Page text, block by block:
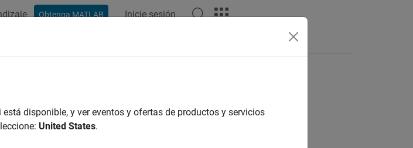
Obtenga MATLAB Inicie sesión
¿Qué tan útil fue esta traducción?
disponible, y ver eventos y ofertas de productos y servicios
United States.